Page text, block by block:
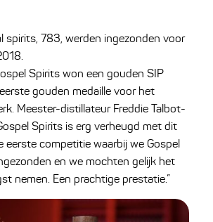
spirits, 783, werden ingezonden voor
Spirits won een gouden SIP
gouden medaille voor het
Meester-distillateur Freddie Talbot-
Spirits is erg verheugd met dit
eerste competitie waarbij we Gospel
en we mochten gelijk het
nemen. Een prachtige prestatie.”